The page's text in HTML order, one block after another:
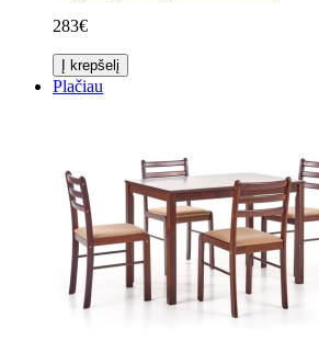
283€
Į krepšelį
Plačiau